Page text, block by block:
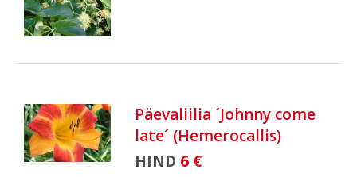
Päevaliilia ´Johnny come
late´ (Hemerocallis)
HIND 6 €